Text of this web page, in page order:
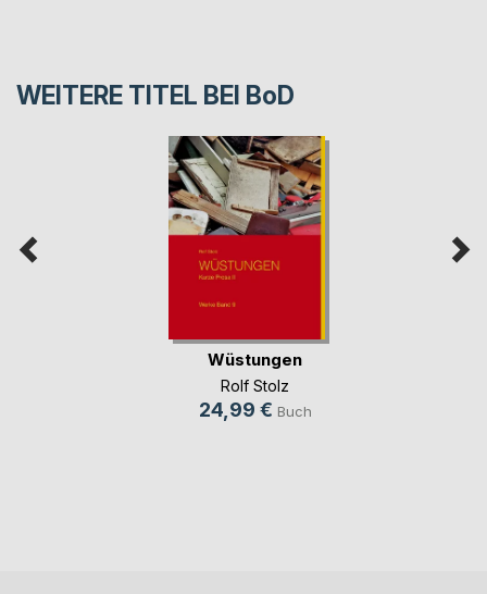
WEITERE TITEL BEI BoD
Wüstungen
Rolf Stolz
24,99 € Buch